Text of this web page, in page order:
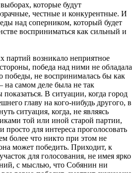
которые будут
честные и конкурентные. И
над соперником, который будет
восприниматься как сильный и
партий возникало неприятное
победа над ними не обладала
победы, не воспринималась бы как
на самом деле была не так
В ситуации, когда город
главу на кого-нибудь другого, в
ситуация, когда, не являясь
той или иной старой партии,
просто для интереса проголосовать
более что никто при этом не
может победить. Приходит, к
для голосования, не имея ярко
с мыслью, что Собянин ни